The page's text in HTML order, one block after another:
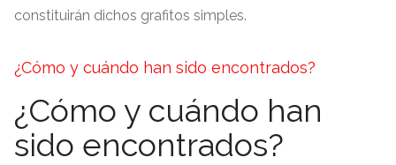
constituirán dichos grafitos simples.
¿Cómo y cuándo han sido encontrados?
¿Cómo y cuándo han
sido encontrados?